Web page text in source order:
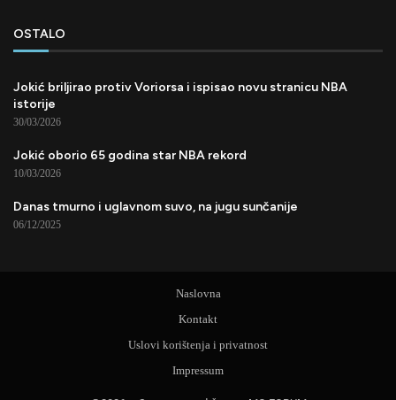
OSTALO
Jokić briljirao protiv Voriorsa i ispisao novu stranicu NBA
istorije
30/03/2026
Jokić oborio 65 godina star NBA rekord
10/03/2026
Danas tmurno i uglavnom suvo, na jugu sunčanije
06/12/2025
Naslovna
Kontakt
Uslovi korištenja i privatnost
Impressum